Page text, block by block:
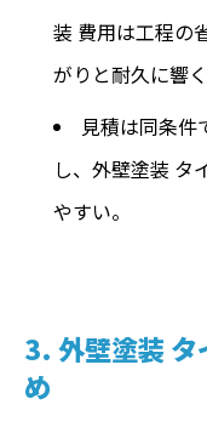
装 費用は工程の
がりと耐久に響く
見積は同条件
し、外壁塗装 タ
やすい。
3. 外壁塗装 タ
め